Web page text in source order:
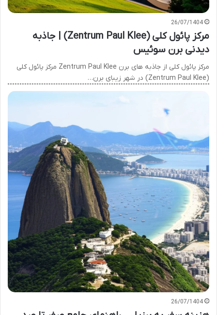
26/07/1404
مرکز پائول کلی (Zentrum Paul Klee) | جاذبه
دیدنی برن سوئیس
مرکز پائول کلی از جاذبه های برن Zentrum Paul Klee مرکز پائول کلی
(Zentrum Paul Klee) در شهر زیبای برن…
26/07/1404